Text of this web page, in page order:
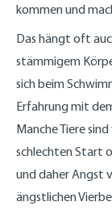
kommen und
Das hängt oft
stämmigem
sich beim
Erfahrung mit
Manche Tiere
schlechten Start
und daher Angst
ängstlichen